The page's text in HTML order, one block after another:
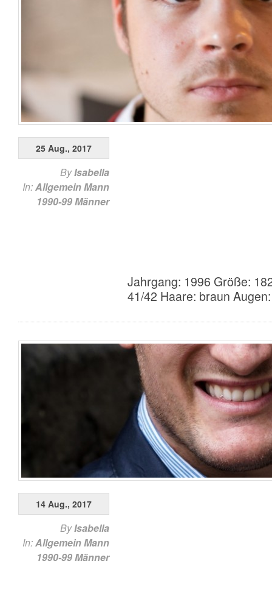
Jahrgang: 1996 Größe:
41/42 Haare: braun
25 Aug., 2017
ByIsabella
In:AllgemeinMann
1990-99Männer
14 Aug., 2017
ByIsabella
In:AllgemeinMann
1990-99Männer